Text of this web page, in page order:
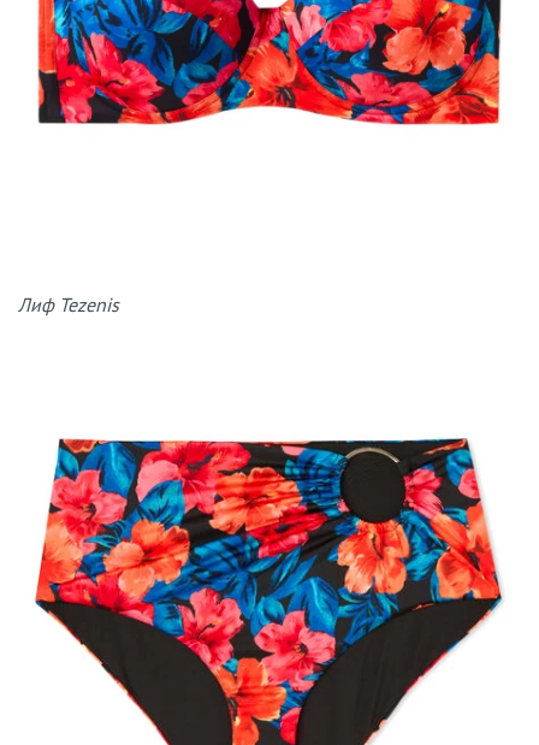
Лиф Tezenis